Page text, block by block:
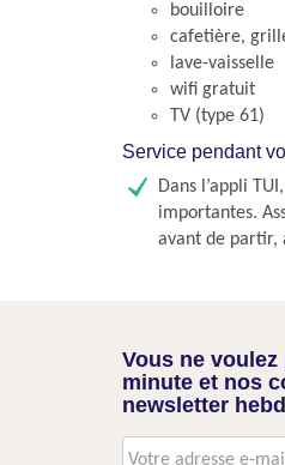
bouilloire
cafetière,
lave-vaisselle
wifi gratuit
TV (type 61)
Service pendant
Dans l’appli
importantes.
avant de partir,
Vous ne
minute et nos
newsletter